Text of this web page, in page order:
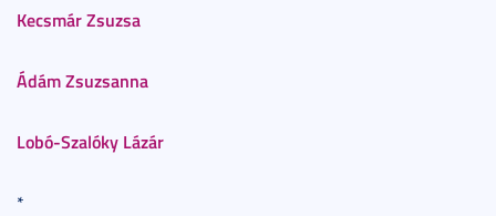
Kecsmár Zsuzsa
Ádám Zsuzsanna
Lobó-Szalóky Lázár
*